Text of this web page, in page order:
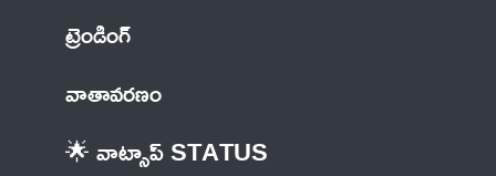
ట్రెండింగ్
వాతావరణం
🌟 వాట్సాప్ STATUS